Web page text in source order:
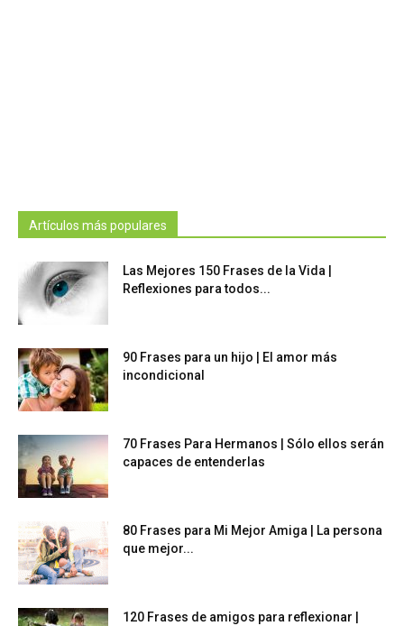
Artículos más populares
Las Mejores 150 Frases de la Vida |
Reflexiones para todos...
90 Frases para un hijo | El amor más
incondicional
70 Frases Para Hermanos | Sólo ellos serán
capaces de entenderlas
80 Frases para Mi Mejor Amiga | La persona
que mejor...
120 Frases de amigos para reflexionar |